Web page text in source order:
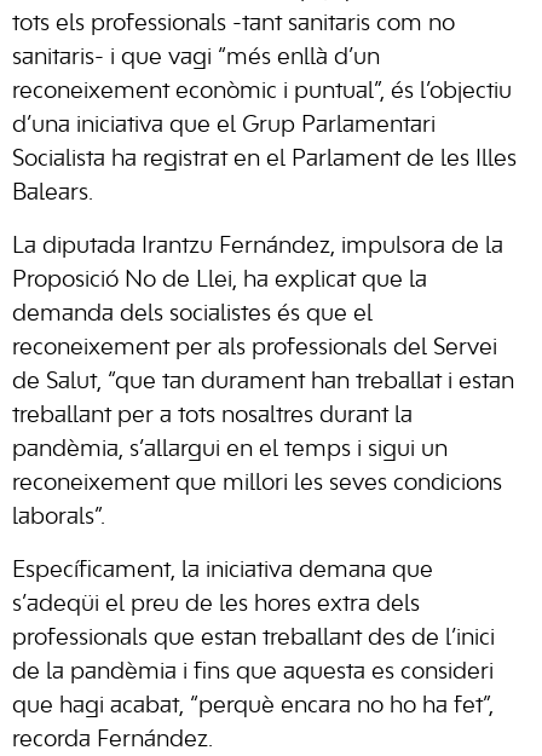
tots els professionals -tant sanitaris com no
sanitaris- i que vagi “més enllà d’un
reconeixement econòmic i puntual”, és l’objectiu
d’una iniciativa que el Grup Parlamentari
Socialista ha registrat en el Parlament de les Illes
Balears.
La diputada Irantzu Fernández, impulsora de la
Proposició No de Llei, ha explicat que la
demanda dels socialistes és que el
reconeixement per als professionals del Servei
de Salut, “que tan durament han treballat i estan
treballant per a tots nosaltres durant la
pandèmia, s’allargui en el temps i sigui un
reconeixement que millori les seves condicions
laborals”.
Específicament, la iniciativa demana que
s’adeqüi el preu de les hores extra dels
professionals que estan treballant des de l’inici
de la pandèmia i fins que aquesta es consideri
que hagi acabat, “perquè encara no ho ha fet”,
recorda Fernández.